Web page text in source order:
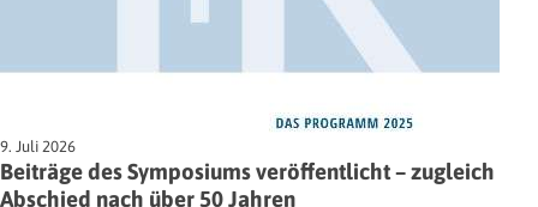
9. Juli 2026
Beiträge des Symposiums veröffentlicht – zugleich
Abschied nach über 50 Jahren